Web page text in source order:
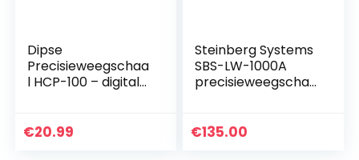
Dipse
Precisieweegschaa
l HCP-100 – digitale
nauwkeurig 100 g
€20.99
Steinberg Systems
SBS-LW-1000A
precisieweegschaa
l digitale
€135.00